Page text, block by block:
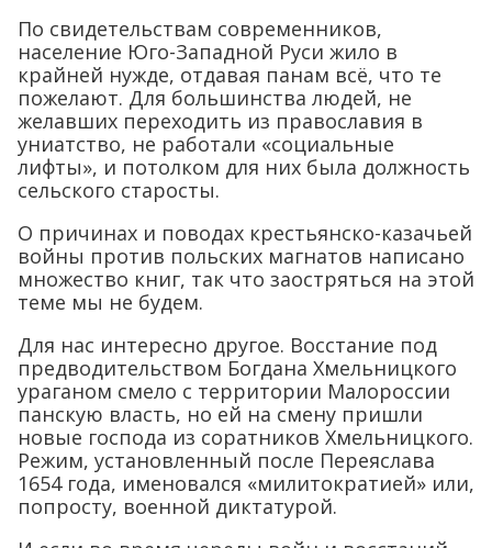
По свидетельствам современников,
население Юго-Западной Руси жило в
крайней нужде, отдавая панам всё, что те
пожелают. Для большинства людей, не
желавших переходить из православия в
униатство, не работали «социальные
лифты», и потолком для них была должность
сельского старосты.
О причинах и поводах крестьянско-казачьей
войны против польских магнатов написано
множество книг, так что заостряться на этой
теме мы не будем.
Для нас интересно другое. Восстание под
предводительством Богдана Хмельницкого
ураганом смело с территории Малороссии
панскую власть, но ей на смену пришли
новые господа из соратников Хмельницкого.
Режим, установленный после Переяслава
1654 года, именовался «милитократией» или,
попросту, военной диктатурой.